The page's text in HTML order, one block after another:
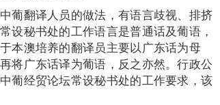
葡翻译人员的做法，有语言歧视、排挤
设秘书处的工作语言是普通话及葡语，
本澳培养的翻译员主要以广东话为母
将广东话译为葡语，反之亦然。行政公
葡经贸论坛常设秘书处的工作要求，该